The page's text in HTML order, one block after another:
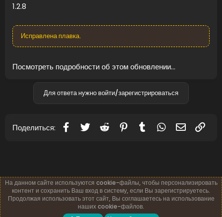
1.2.8
Исправлена плавка.
Посмотреть подробности об этом обновлении...
Для ответа нужно войти/зарегистрироваться
Поделиться: Facebook
Twitter Reddit Pinterest
Tumblr WhatsApp
Обратная связь
Условия и правила
На данном сайте используются cookie-файлы, чтобы персонализировать
контент и сохранить Ваш вход в систему, если Вы зарегистрируетесь.
Продолжая использовать этот сайт, Вы соглашаетесь на использование
наших cookie-файлов.